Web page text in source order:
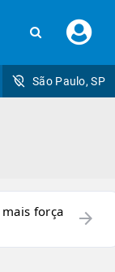
seu
São Paulo, SP
força
arrow_forward